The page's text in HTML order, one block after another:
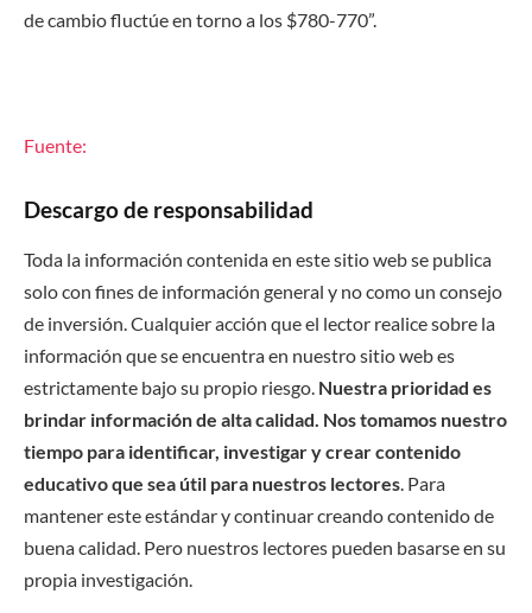
de cambio fluctúe en torno a los $780-770”.
Fuente:
Descargo de responsabilidad
Toda la información contenida en este sitio web se publica
solo con fines de información general y no como un consejo
de inversión. Cualquier acción que el lector realice sobre la
información que se encuentra en nuestro sitio web es
estrictamente bajo su propio riesgo. Nuestra prioridad es
brindar información de alta calidad. Nos tomamos nuestro
tiempo para identificar, investigar y crear contenido
educativo que sea útil para nuestros lectores. Para
mantener este estándar y continuar creando contenido de
buena calidad. Pero nuestros lectores pueden basarse en su
propia investigación.